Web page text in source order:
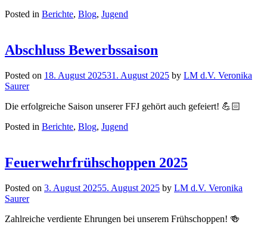
Posted in Berichte, Blog, Jugend
Abschluss Bewerbssaison
Posted on 18. August 202531. August 2025 by LM d.V. Veronika
Saurer
Die erfolgreiche Saison unserer FFJ gehört auch gefeiert! 💪🏻
Posted in Berichte, Blog, Jugend
Feuerwehrfrühschoppen 2025
Posted on 3. August 20255. August 2025 by LM d.V. Veronika
Saurer
Zahlreiche verdiente Ehrungen bei unserem Frühschoppen! 🍻